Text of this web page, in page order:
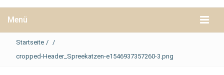
Menü
Startseite / /
cropped-Header_Spreekatzen-e1546937357260-3.png